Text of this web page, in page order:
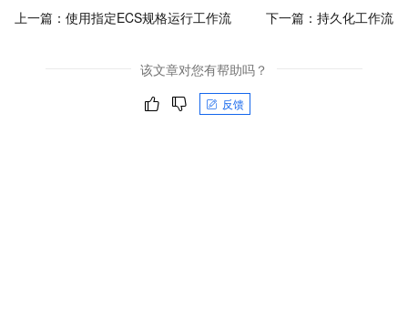
上一篇： 使用指定ECS规格运行工作流 下一篇： 持久化工作流
该文章对您有帮助吗？
反馈